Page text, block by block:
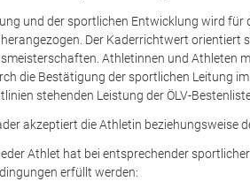
und der sportlichen Entwicklung wird für
Der Kaderrichtwert
Athletinnen und Athleten
die Bestätigung der sportlichen Leitung
stehenden Leistung der ÖLV-
akzeptiert die Athletin beziehungsweise
Athlet hat bei entsprechender
erfüllt werden: